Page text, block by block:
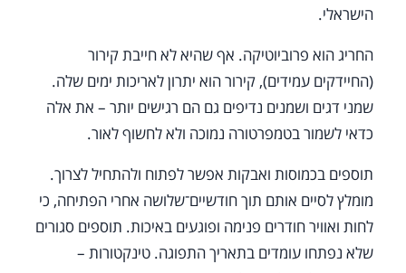
הישראלי.
החריג הוא פרוביוטיקה. אף שהיא לא חייבת קירור
(החיידקים עמידים), קירור הוא יתרון לאריכות ימים שלה.
שמני דגים ושמנים נדיפים גם הם רגישים יותר – את אלה
כדאי לשמור בטמפרטורה נמוכה ולא לחשוף לאור.
תוספים בכמוסות ואבקות אפשר לפתוח ולהתחיל לצרוך.
מומלץ לסיים אותם תוך חודשיים־שלושה אחרי הפתיחה, כי
לחות ואוויר חודרים פנימה ופוגעים באיכות. תוספים סגורים
שלא נפתחו עומדים בתאריך התפוגה. טינקטורות –